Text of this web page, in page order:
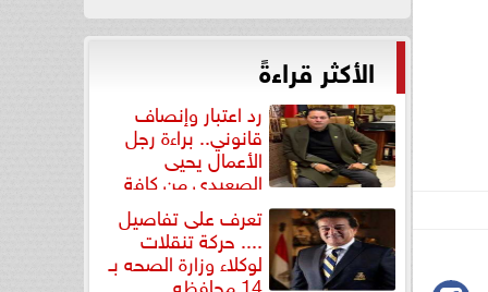
الأكثر قراءةً
رد اعتبار وإنصاف
قانوني.. براءة رجل
الأعمال يحيى
الصعيدي من كافة
التهم... تعرف على تفاصيل
.... حركة تنقلات
لوكلاء وزارة الصحه بـ
14 محافظه